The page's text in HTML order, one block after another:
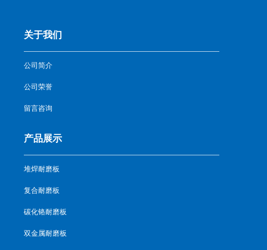
关于我们
公司简介
公司荣誉
留言咨询
产品展示
堆焊耐磨板
复合耐磨板
碳化铬耐磨板
双金属耐磨板